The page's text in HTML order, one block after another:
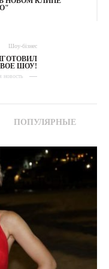
Шоу-бізнес
ШОУ!
ПОПУЛЯРНЫЕ